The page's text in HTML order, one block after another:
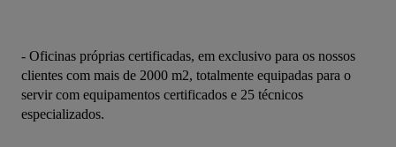
- Oficinas próprias certificadas, em exclusivo para os nossos
clientes com mais de 2000 m2, totalmente equipadas para o
servir com equipamentos certificados e 25 técnicos
especializados.